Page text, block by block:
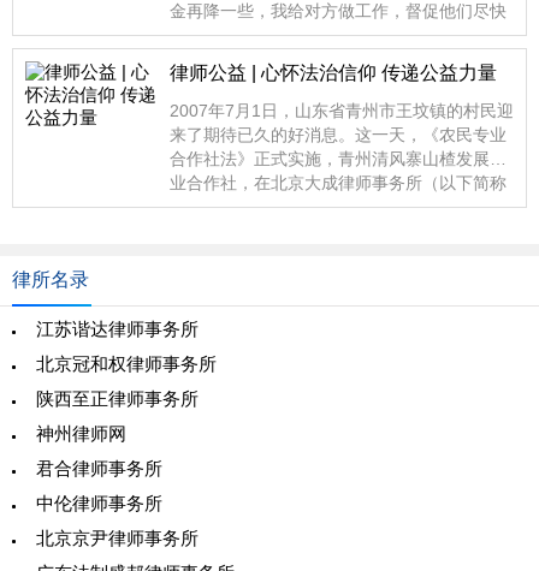
金再降一些，我给对方做工作，督促他们尽快
退房款
律师公益 | 心怀法治信仰 传递公益力量
2007年7月1日，山东省青州市王坟镇的村民迎
来了期待已久的好消息。这一天，《农民专业
合作社法》正式实施，青州清风寨山楂发展专
业合作社，在北京大成律师事务所（以下简称
大成所）的帮
律所名录
江苏谐达律师事务所
北京冠和权律师事务所
陕西至正律师事务所
神州律师网
君合律师事务所
中伦律师事务所
北京京尹律师事务所